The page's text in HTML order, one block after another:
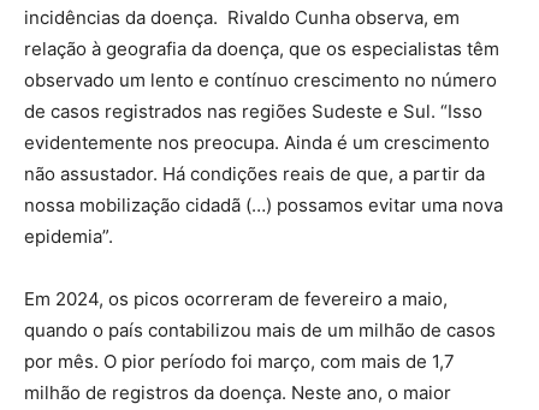
incidências da doença. Rivaldo Cunha observa, em
relação à geografia da doença, que os especialistas têm
observado um lento e contínuo crescimento no número
de casos registrados nas regiões Sudeste e Sul. “Isso
evidentemente nos preocupa. Ainda é um crescimento
não assustador. Há condições reais de que, a partir da
nossa mobilização cidadã (…) possamos evitar uma nova
epidemia”.
Em 2024, os picos ocorreram de fevereiro a maio,
quando o país contabilizou mais de um milhão de casos
por mês. O pior período foi março, com mais de 1,7
milhão de registros da doença. Neste ano, o maior